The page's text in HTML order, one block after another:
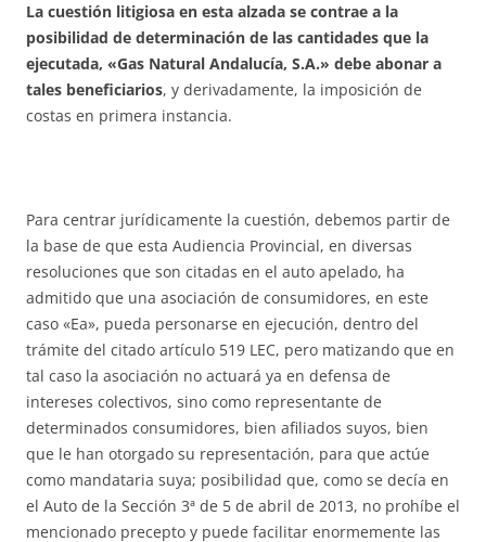
La cuestión litigiosa en esta alzada se contrae a la
posibilidad de determinación de las cantidades que la
ejecutada, «Gas Natural Andalucía, S.A.» debe abonar a
tales beneficiarios, y derivadamente, la imposición de
costas en primera instancia.
Para centrar jurídicamente la cuestión, debemos partir de
la base de que esta Audiencia Provincial, en diversas
resoluciones que son citadas en el auto apelado, ha
admitido que una asociación de consumidores, en este
caso «Ea», pueda personarse en ejecución, dentro del
trámite del citado artículo 519 LEC, pero matizando que en
tal caso la asociación no actuará ya en defensa de
intereses colectivos, sino como representante de
determinados consumidores, bien afiliados suyos, bien
que le han otorgado su representación, para que actúe
como mandataria suya; posibilidad que, como se decía en
el Auto de la Sección 3ª de 5 de abril de 2013, no prohíbe el
mencionado precepto y puede facilitar enormemente las